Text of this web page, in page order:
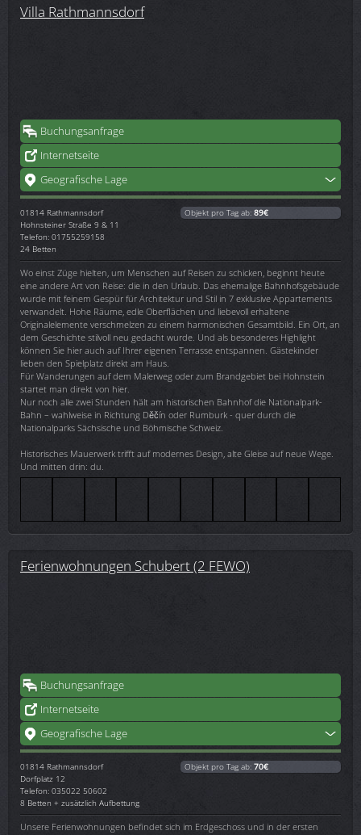
Villa Rathmannsdorf
Buchungsanfrage
Internetseite
Geografische Lage
01814 Rathmannsdorf
Hohnsteiner Straße 9 & 11
Telefon: 01755259158
24 Betten
Objekt pro Tag ab: 89€
Wo einst Züge hielten, um Menschen auf Reisen zu schicken, beginnt heute
eine andere Art von Reise: die in den Urlaub. Das ehemalige Bahnhofsgebäude
wurde mit feinem Gespür für Architektur und Stil in 7 exklusive Appartements
verwandelt. Hohe Räume, edle Oberflächen und liebevoll erhaltene
Originalelemente verschmelzen zu einem harmonischen Gesamtbild. Ein Ort, an
dem Geschichte stilvoll neu gedacht wurde. Und als besonderes Highlight
können Sie hier auch auf Ihrer eigenen Terrasse entspannen. Gästekinder
lieben den Spielplatz direkt am Haus.
Für Wanderungen auf dem Malerweg oder zum Brandgebiet bei Hohnstein
startet man direkt von hier.
Nur noch alle zwei Stunden hält am historischen Bahnhof die Nationalpark-
Bahn – wahlweise in Richtung Děčín oder Rumburk - quer durch die
Nationalparks Sächsische und Böhmische Schweiz.
Historisches Mauerwerk trifft auf modernes Design, alte Gleise auf neue Wege.
Und mitten drin: du.
Ferienwohnungen Schubert (2 FEWO)
Buchungsanfrage
Internetseite
Geografische Lage
01814 Rathmannsdorf
Dorfplatz 12
Telefon: 035022 50602
8 Betten + zusätzlich Aufbettung
Objekt pro Tag ab: 70€
Unsere Ferienwohnungen befindet sich im Erdgeschoss und in der ersten